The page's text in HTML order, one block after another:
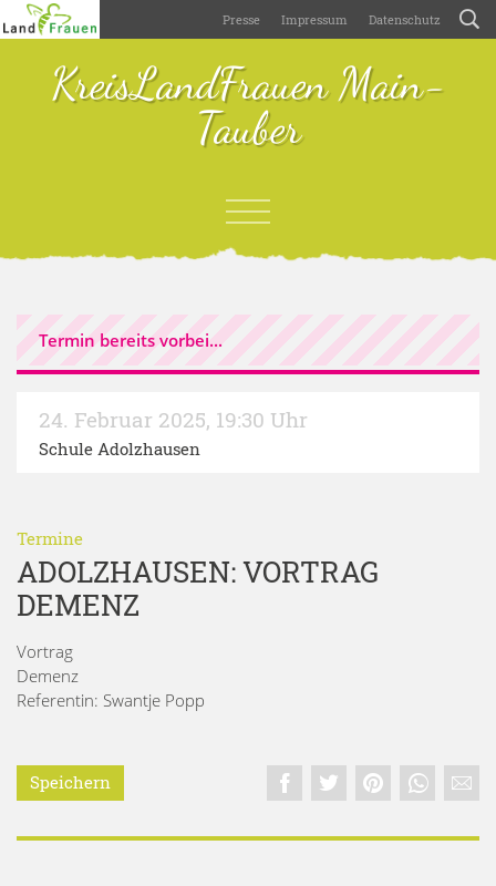
Presse Impressum Datenschutz
KreisLandFrauen Main-
Tauber
Termin bereits vorbei...
24. Februar 2025, 19:30 Uhr
Schule Adolzhausen
Termine
ADOLZHAUSEN: VORTRAG
DEMENZ
Vortrag
Demenz
Referentin: Swantje Popp
Speichern